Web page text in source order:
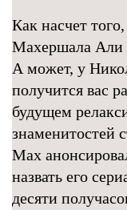
Как насчет
Махершала Али
А может, у
получится вас
будущем
знаменитостей
Max
назвать его
десяти